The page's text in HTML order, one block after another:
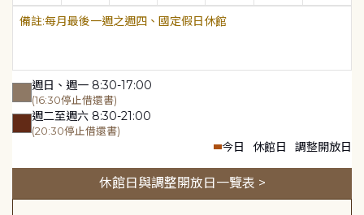
每月最後一週之週四、國定假日休館
週日、週一 8:30-17:00
(16:30停止借還書)
週二至週六 8:30-21:00
(20:30停止借還書)
今日 休館日 調整開放日
休館日與調整開放日一覽表 >